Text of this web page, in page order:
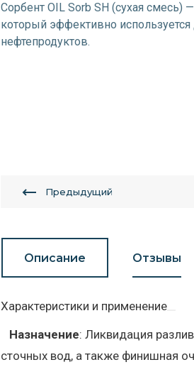
Сорбент OIL Sorb SH (сухая смесь)
который эффективно
нефтепродуктов.
Предыдущий
Описание Отзывы
Характеристики и применение
Назначение: Ликвидация
сточных вод, а также финишная